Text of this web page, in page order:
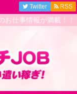
報が満載！！
Twitter RSS